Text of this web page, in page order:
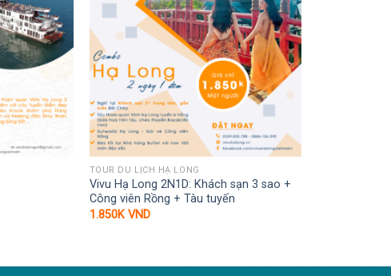
TOUR DU LỊCH HẠ LONG
Vivu Hạ Long 2N1D: Khách sạn 3 sao +
Công viên Rồng + Tàu tuyến
1.850KVND